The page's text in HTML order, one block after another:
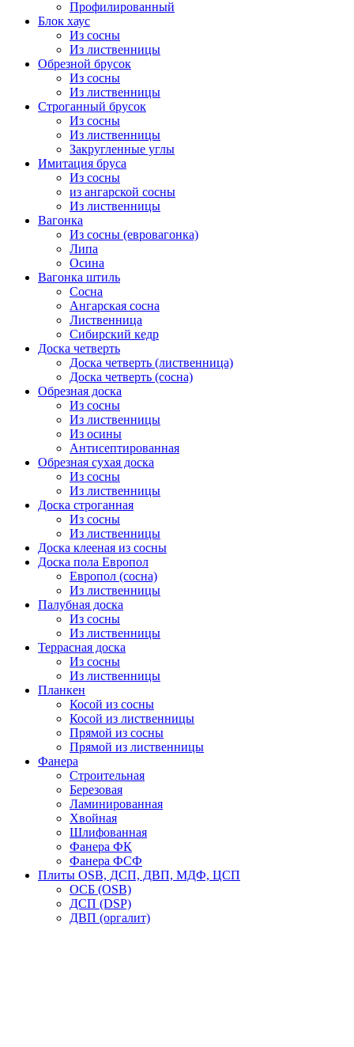
Профилированный
Блок хаус
Из сосны
Из лиственницы
Обрезной брусок
Из сосны
Из лиственницы
Строганный брусок
Из сосны
Из лиственницы
Закругленные углы
Имитация бруса
Из сосны
из ангарской сосны
Из лиственницы
Вагонка
Из сосны (евровагонка)
Липа
Осина
Вагонка штиль
Сосна
Ангарская сосна
Лиственница
Сибирский кедр
Доска четверть
Доска четверть (лиственница)
Доска четверть (сосна)
Обрезная доска
Из сосны
Из лиственницы
Из осины
Антисептированная
Обрезная сухая доска
Из сосны
Из лиственницы
Доска строганная
Из сосны
Из лиственницы
Доска клееная из сосны
Доска пола Европол
Европол (сосна)
Из лиственницы
Палубная доска
Из сосны
Из лиственницы
Террасная доска
Из сосны
Из лиственницы
Планкен
Косой из сосны
Косой из лиственницы
Прямой из сосны
Прямой из лиственницы
Фанера
Строительная
Березовая
Ламинированная
Хвойная
Шлифованная
Фанера ФК
Фанера ФСФ
Плиты OSB, ДСП, ДВП, МДФ, ЦСП
ОСБ (OSB)
ДСП (DSP)
ДВП (оргалит)